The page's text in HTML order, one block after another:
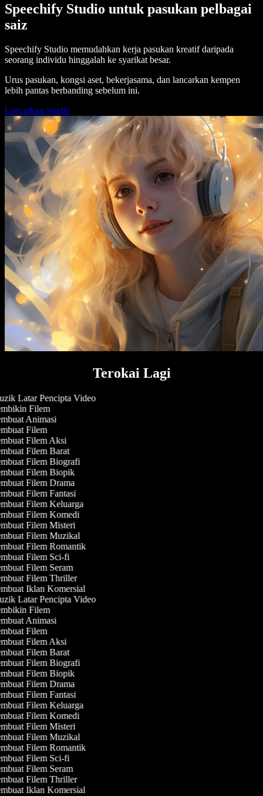
Speechify Studio untuk pasukan pelbagai
saiz
Speechify Studio memudahkan kerja pasukan kreatif daripada
seorang individu hinggalah ke syarikat besar.
Urus pasukan, kongsi aset, bekerjasama, dan lancarkan kempen
lebih pantas berbanding sebelum ini.
Lancarkan Studio
Terokai Lagi
Latar Pencipta Video
Filem
Animasi
Filem
Filem Aksi
Filem Barat
Filem Biografi
Filem Biopik
Filem Drama
Filem Fantasi
Filem Keluarga
Filem Komedi
Filem Misteri
Filem Muzikal
Filem Romantik
Filem Sci-fi
Filem Seram
Filem Thriller
Iklan Komersial
Latar Pencipta Video
Filem
Animasi
Filem
Filem Aksi
Filem Barat
Filem Biografi
Filem Biopik
Filem Drama
Filem Fantasi
Filem Keluarga
Filem Komedi
Filem Misteri
Filem Muzikal
Filem Romantik
Filem Sci-fi
Filem Seram
Filem Thriller
Iklan Komersial